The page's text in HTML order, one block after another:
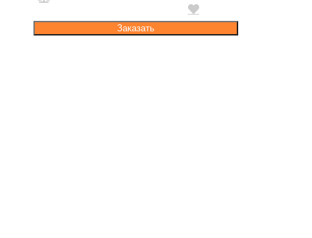
Заказать